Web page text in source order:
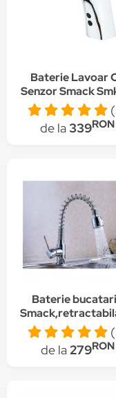
Baterie Lavoar
Senzor Smack
de la339RON
Baterie
dus doua
de la279RON